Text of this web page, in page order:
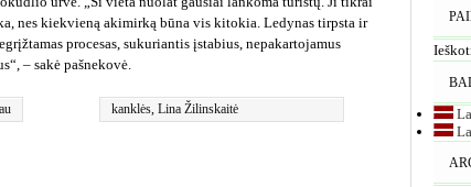
nes kiekvieną akimirką būna vis kitokia. Ledynas tirpsta ir
procesas, sukuriantis įstabius, nepakartojamus
– sakė pašnekovė.
kanklės, Lina Žilinskaitė